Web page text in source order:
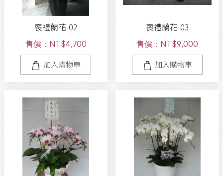
喪禮蘭花-02
售價：NT$4,700
加入購物車
喪禮蘭花-03
售價：NT$9,000
加入購物車